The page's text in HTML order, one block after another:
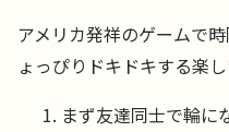
アメリカ発祥のゲームで
ょっぴりドキドキする楽し
まず友達同士で輪に